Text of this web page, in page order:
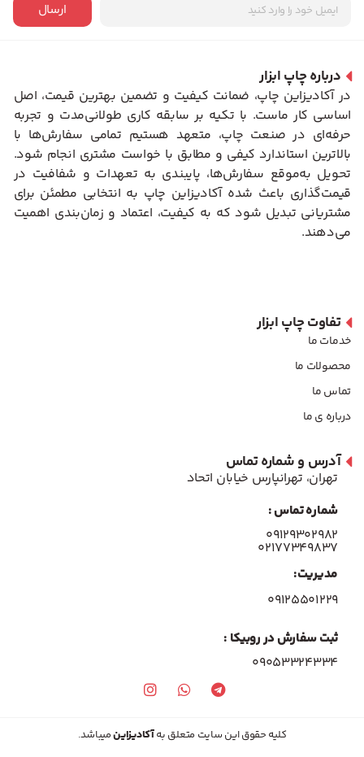
ارسال
درباره چاپ ابزار
در آکادیزاین چاپ، ضمانت کیفیت و تضمین بهترین قیمت، اصل
اساسی کار ماست. با تکیه بر سابقه کاری طولانی‌مدت و تجربه
حرفه‌ای در صنعت چاپ، متعهد هستیم تمامی سفارش‌ها با
بالاترین استاندارد کیفی و مطابق با خواست مشتری انجام شود.
تحویل به‌موقع سفارش‌ها، پایبندی به تعهدات و شفافیت در
قیمت‌گذاری باعث شده آکادیزاین چاپ به انتخابی مطمئن برای
مشتریانی تبدیل شود که به کیفیت، اعتماد و زمان‌بندی اهمیت
می‌دهند.
تفاوت چاپ ابزار
خدمات ما
محصولات ما
تماس ما
درباره ی ما
آدرس و شماره تماس
تهران، تهرانپارس خیابان اتحاد
شماره تماس :
۰۹۱۲۹۳۰۲۹۸۲
۰۲۱۷۷۳۴۹۸۳۷
مدیریت:
۰۹۱۲۵۵۰۱۲۲۹
ثبت سفارش در روبیکا :
09053324334
کلیه حقوق این سایت متعلق بهآکادیزاینمیباشد.